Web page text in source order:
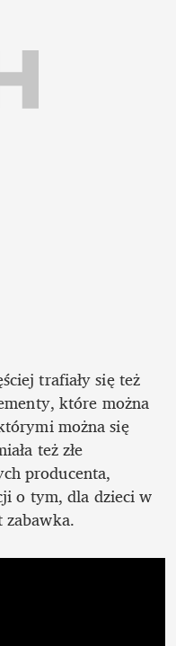
trafiały się też
które można
można się
też złe
producenta,
o tym, dla dzieci w